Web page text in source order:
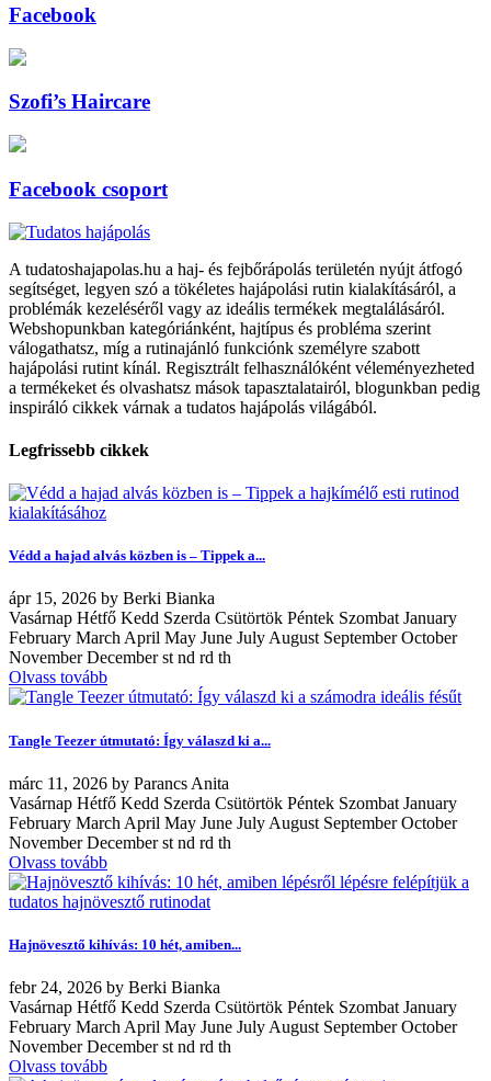
Facebook
Szofi’s Haircare
Facebook csoport
A tudatoshajapolas.hu a haj- és fejbőrápolás területén nyújt átfogó
segítséget, legyen szó a tökéletes hajápolási rutin kialakításáról, a
problémák kezeléséről vagy az ideális termékek megtalálásáról.
Webshopunkban kategóriánként, hajtípus és probléma szerint
válogathatsz, míg a rutinajánló funkciónk személyre szabott
hajápolási rutint kínál. Regisztrált felhasználóként véleményezheted
a termékeket és olvashatsz mások tapasztalatairól, blogunkban pedig
inspiráló cikkek várnak a tudatos hajápolás világából.
Legfrissebb cikkek
Védd a hajad alvás közben is – Tippek a...
ápr 15, 2026 by Berki Bianka
Vasárnap Hétfő Kedd Szerda Csütörtök Péntek Szombat January
February March April May June July August September October
November December st nd rd th
Olvass tovább
Tangle Teezer útmutató: Így válaszd ki a...
márc 11, 2026 by Parancs Anita
Vasárnap Hétfő Kedd Szerda Csütörtök Péntek Szombat January
February March April May June July August September October
November December st nd rd th
Olvass tovább
Hajnövesztő kihívás: 10 hét, amiben...
febr 24, 2026 by Berki Bianka
Vasárnap Hétfő Kedd Szerda Csütörtök Péntek Szombat January
February March April May June July August September October
November December st nd rd th
Olvass tovább